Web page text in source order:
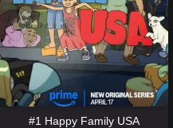
#1 Happy Family USA